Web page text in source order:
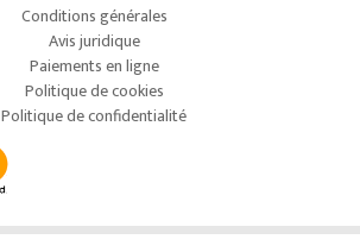
Conditions générales
Avis juridique
Paiements en ligne
Politique de cookies
Politique de confidentialité